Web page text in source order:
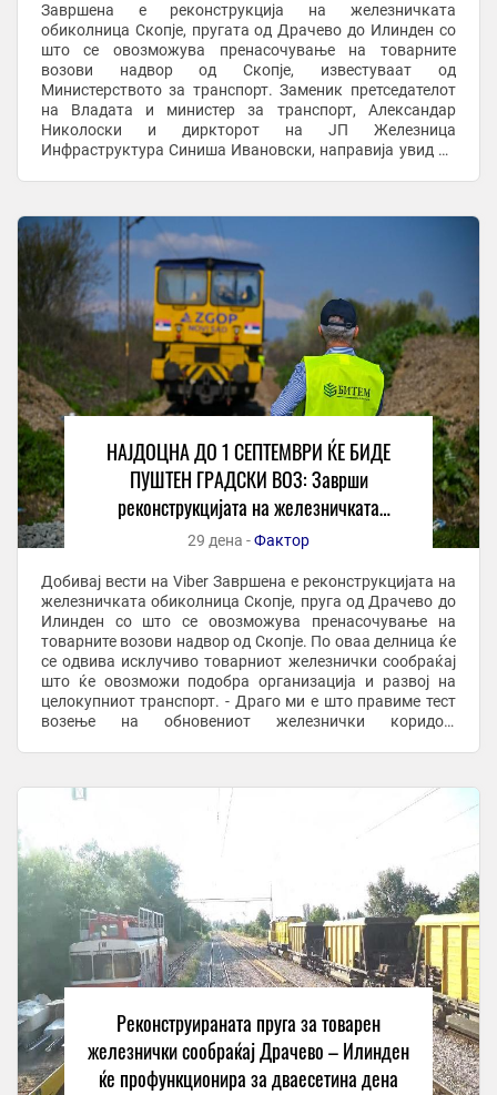
Завршена е реконструкција на железничката
обиколница Скопје, пругата од Драчево до Илинден со
што се овозможува пренасочување на товарните
возови надвор од Скопје, известуваат од
Министерството за транспорт. Заменик претседателот
на Владата и министер за транспорт, Александар
Николоски и диркторот на ЈП Железница
Инфраструктура Синиша Ивановски, направија увид до
НАЈДОЦНА ДО 1 СЕПТЕМВРИ ЌЕ БИДЕ
ПУШТЕН ГРАДСКИ ВОЗ: Заврши
реконструкцијата на железничката
обиколница Скопје, пруга од Драчево до
29 дена -Фактор
Добивај вести на Viber Завршена е реконструкцијата на
железничката обиколница Скопје, пруга од Драчево до
Илинден со што се овозможува пренасочување на
товарните возови надвор од Скопје. По оваа делница ќе
се одвива исклучиво товарниот железнички сообраќај
што ќе овозможи подобра организација и развој на
целокупниот транспорт. - Драго ми е што правиме тест
возење на обновениот железнички коридор,
Реконструираната пруга за товарен
железнички сообраќај Драчево – Илинден
ќе профункционира за дваесетина дена